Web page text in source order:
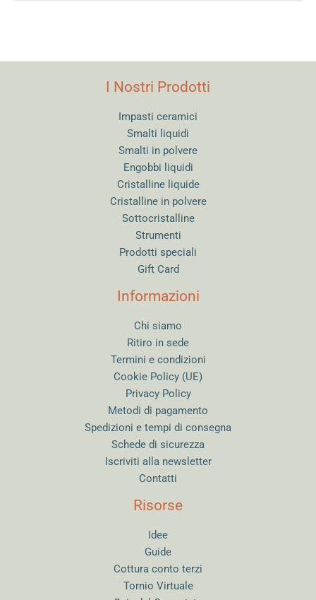
I Nostri Prodotti
Impasti ceramici
Smalti liquidi
Smalti in polvere
Engobbi liquidi
Cristalline liquide
Cristalline in polvere
Sottocristalline
Strumenti
Prodotti speciali
Gift Card
Informazioni
Chi siamo
Ritiro in sede
Termini e condizioni
Cookie Policy (UE)
Privacy Policy
Metodi di pagamento
Spedizioni e tempi di consegna
Schede di sicurezza
Iscriviti alla newsletter
Contatti
Risorse
Idee
Guide
Cottura conto terzi
Tornio Virtuale